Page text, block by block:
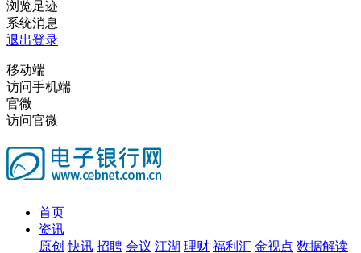
浏览足迹
系统消息
退出登录
移动端
访问手机端
官微
访问官微
首页
资讯
原创 快讯 招聘 会议 江湖 理财 福利汇 金视点 数据解读